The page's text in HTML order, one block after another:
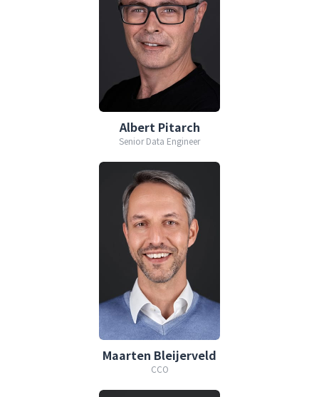
Albert Pitarch
Senior Data Engineer
Maarten Bleijerveld
CCO